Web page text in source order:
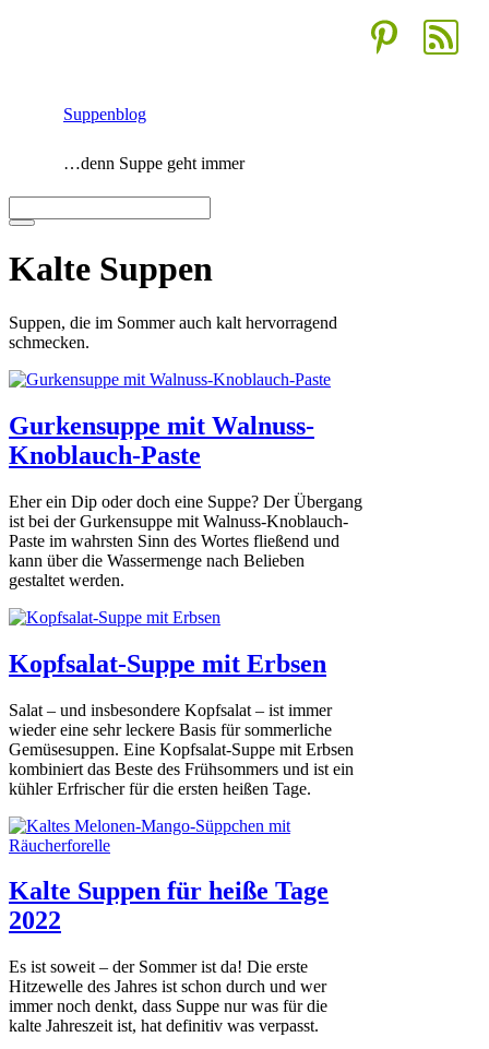
Suppenblog
…denn Suppe geht immer
Menü
Kalte Suppen
Suppen, die im Sommer auch kalt hervorragend
schmecken.
Gurkensuppe mit Walnuss-
Knoblauch-Paste
Eher ein Dip oder doch eine Suppe? Der Übergang
ist bei der Gurkensuppe mit Walnuss-Knoblauch-
Paste im wahrsten Sinn des Wortes fließend und
kann über die Wassermenge nach Belieben
gestaltet werden.
Kopfsalat-Suppe mit Erbsen
Salat – und insbesondere Kopfsalat – ist immer
wieder eine sehr leckere Basis für sommerliche
Gemüsesuppen. Eine Kopfsalat-Suppe mit Erbsen
kombiniert das Beste des Frühsommers und ist ein
kühler Erfrischer für die ersten heißen Tage.
Kalte Suppen für heiße Tage
2022
Es ist soweit – der Sommer ist da! Die erste
Hitzewelle des Jahres ist schon durch und wer
immer noch denkt, dass Suppe nur was für die
kalte Jahreszeit ist, hat definitiv was verpasst.